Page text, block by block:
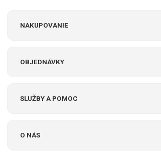
NAKUPOVANIE
OBJEDNÁVKY
SLUŽBY A POMOC
O NÁS